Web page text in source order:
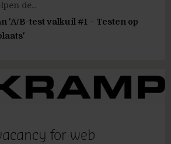
de...
'A/B-test valkuil #1 – Testen op
for web